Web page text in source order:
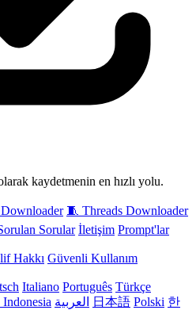
kaydetmenin en hızlı yolu.
🧵 Threads Downloader
Sorular İletişim Prompt'lar
Hakkı Güvenli Kullanım
Italiano Português Türkçe
Indonesia العربية 日本語 Polski 한